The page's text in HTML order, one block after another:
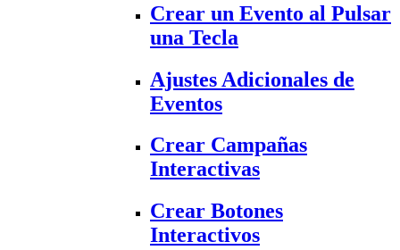
Crear un Evento al Pulsar
una Tecla
Ajustes Adicionales de
Eventos
Crear Campañas
Interactivas
Crear Botones
Interactivos